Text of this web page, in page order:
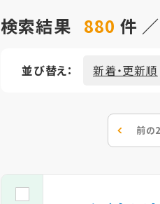
検索結果 880 件 ／
並び替え： 新着・更新順
前の